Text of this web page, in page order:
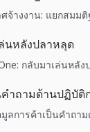
จ้างงาน: แยกสมม
นหลังปลาหลุด
กลับมาเล่นหลั
ำถามด้านปฏิบัติ
ลการค้าเป็นคำถา